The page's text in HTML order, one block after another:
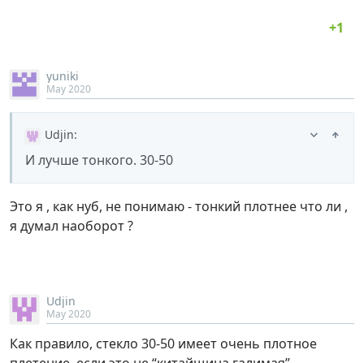
yuniki
May 2020
Udjin:
И лучше тонкого. 30-50
Это я , как нуб, не понимаю - тонкий плотнее что ли ,
я думал наоборот ?
Udjin
May 2020
Как правило, стекло 30-50 имеет очень плотное